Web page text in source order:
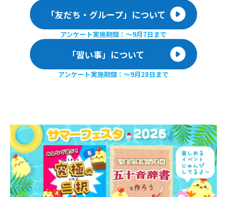
「友だち・グループ」について
アンケート実施期間：〜9月7日まで
「習い事」について
アンケート実施期間：〜9月28日まで